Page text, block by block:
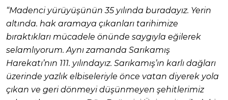
“Madenci yürüyüşünün 35 yılında buradayız. Yerin
altında. hak aramaya çıkanları tarihimize
bıraktıkları mücadele önünde saygıyla eğilerek
selamlıyorum. Aynı zamanda Sarıkamış
Harekatı’nın 111. yılındayız. Sarıkamış’ın karlı dağları
üzerinde yazlık elbiseleriyle önce vatan diyerek yola
çıkan ve geri dönmeyi düşünmeyen şehitlerimiz